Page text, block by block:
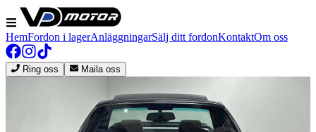
HemFordon i lagerAnläggningarSälj ditt fordonKontaktOm oss
Ring oss Maila oss